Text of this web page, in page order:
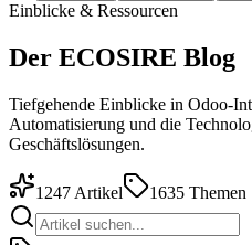
Einblicke & Ressourcen
Der ECOSIRE Blog
Tiefgehende Einblicke in Odoo-
Automatisierung und die
Geschäftslösungen.
1247 Artikel 1635 Themen